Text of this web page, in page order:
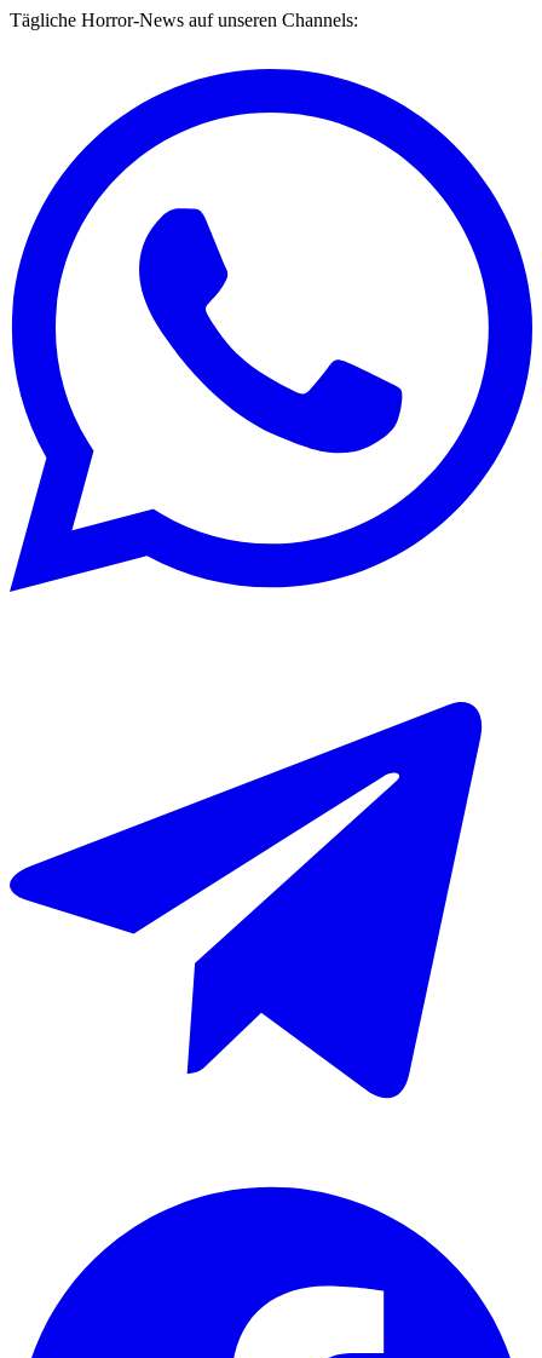
Tägliche Horror-News auf unseren Channels: